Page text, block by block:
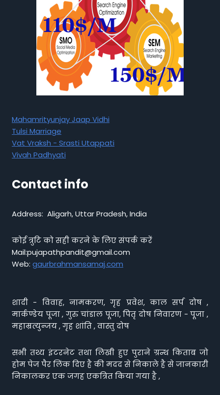
Mahamrityunjay Jaap Vidhi
Tulsi Marriage
Vat Vraksh - Srasti Utappati
Vivah Padhyati
Contact info
Address: Aligarh, Uttar Pradesh, India
कोई त्रुटि को सही करने के लिए संपर्क करें
Mail:pujapathpandit@gmail.com
Web: gaurbrahmansamaj.com
शादी - विवाह, नामकरण, गृह प्रवेश, काल सर्प दोष ,
मार्कण्डेय पूजा , गुरु चांडाल पूजा, पितृ दोष निवारण - पूजा ,
महाम्रत्युन्जय , गृह शांति , वास्तु दोष
सभी तथ्य इंटरनेट तथा लिखी हुए पुराने ग्रन्थ किताब जो
होम पेज पैर लिंक दिए है की मदद से निकाले है से जानकारी
निकालकर एक जगह एकत्रित किया गया है ,